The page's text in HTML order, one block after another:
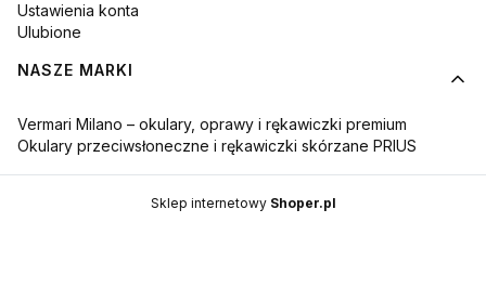
Ustawienia konta
Ulubione
NASZE MARKI
Vermari Milano – okulary, oprawy i rękawiczki premium
Okulary przeciwsłoneczne i rękawiczki skórzane PRIUS
Sklep internetowy Shoper.pl